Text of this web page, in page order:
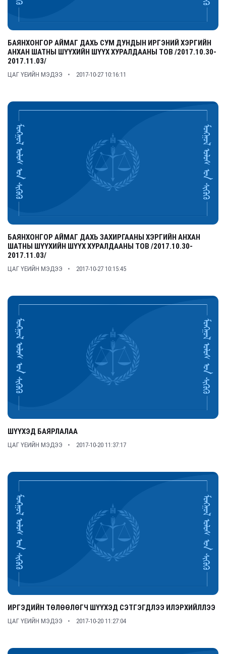
БАЯНХОНГОР АЙМАГ ДАХЬ СУМ ДУНДЫН ИРГЭНИЙ ХЭРГИЙН
АНХАН ШАТНЫ ШҮҮХИЙН ШҮҮХ ХУРАЛДААНЫ ТОВ /2017.10.30-
2017.11.03/
ЦАГ ҮЕИЙН МЭДЭЭ 2017-10-27 10:16:11
БАЯНХОНГОР АЙМАГ ДАХЬ ЗАХИРГААНЫ ХЭРГИЙН АНХАН
ШАТНЫ ШҮҮХИЙН ШҮҮХ ХУРАЛДААНЫ ТОВ /2017.10.30-
2017.11.03/
ЦАГ ҮЕИЙН МЭДЭЭ 2017-10-27 10:15:45
ШҮҮХЭД БАЯРЛАЛАА
ЦАГ ҮЕИЙН МЭДЭЭ 2017-10-20 11:37:17
ИРГЭДИЙН ТӨЛӨӨЛӨГЧ ШҮҮХЭД СЭТГЭГДЛЭЭ ИЛЭРХИЙЛЛЭЭ
ЦАГ ҮЕИЙН МЭДЭЭ 2017-10-20 11:27:04